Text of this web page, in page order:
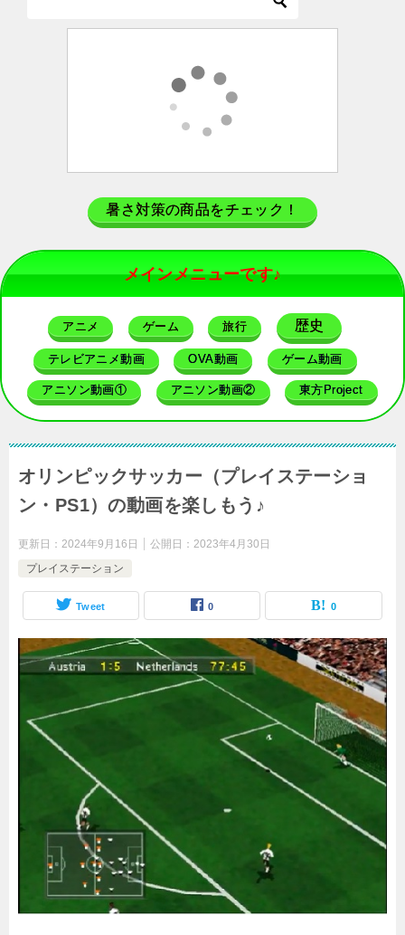
暑さ対策の商品をチェック！
メインメニューです♪
アニメ ゲーム 旅行 歴史
テレビアニメ動画 OVA動画 ゲーム動画
アニソン動画① アニソン動画② 東方Project
オリンピックサッカー（プレイステーショ
ン・PS1）の動画を楽しもう♪
更新日： 2024年9月16日 公開日： 2023年4月30日
プレイステーション
Tweet 0 0